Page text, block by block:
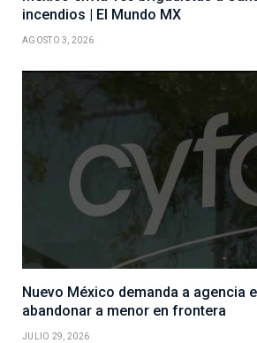
incendios | El Mundo MX
AGOSTO 3, 2026
Nuevo México demanda a agencia
abandonar a menor en frontera
JULIO 29, 2026